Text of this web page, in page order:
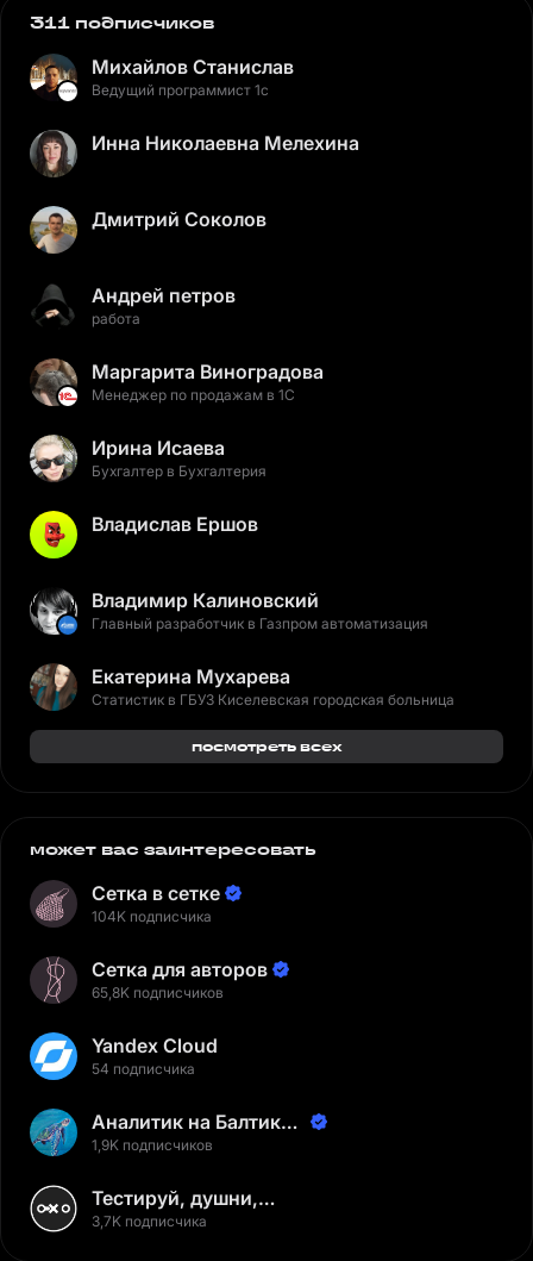
311 подписчиков
Михайлов Станислав
Ведущий программист 1с
Инна Николаевна Мелехина
Дмитрий Соколов
Андрей петров
работа
Маргарита Виноградова
Менеджер по продажам в 1С
Ирина Исаева
Бухгалтер в Бухгалтерия
Владислав Ершов
Владимир Калиновский
Главный разработчик в Газпром автоматизация
Екатерина Мухарева
Статистик в ГБУЗ Киселевская городская больница
посмотреть всех
может вас заинтересовать
Сетка в сетке
104K подписчика
Сетка для авторов
65,8K подписчиков
Yandex Cloud
54 подписчика
Аналитик на Балтике |
Неверов Станислав
1,9K подписчиков
Тестируй, душни,
наслаждайся
3,7K подписчика